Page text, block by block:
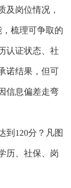
及岗位情况，
梳理可争取的
认证状态、社
诺结果，但可
信息偏差走弯
120分？凡图
历、社保、岗